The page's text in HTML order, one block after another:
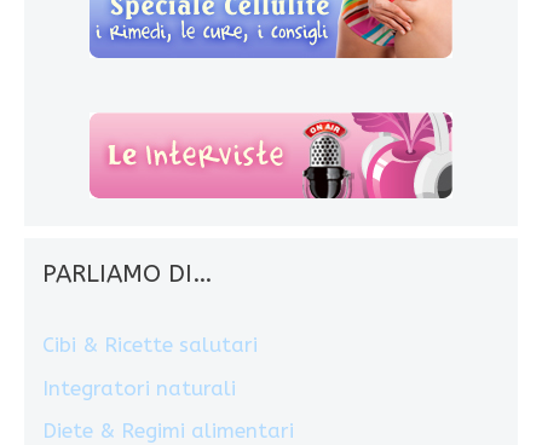
PARLIAMO DI…
Cibi & Ricette salutari
Integratori naturali
Diete & Regimi alimentari